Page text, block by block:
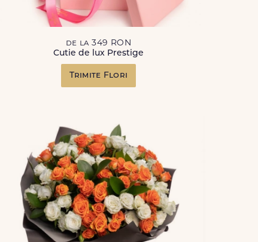
de la 349 RON
Cutie de lux Prestige
Trimite Flori